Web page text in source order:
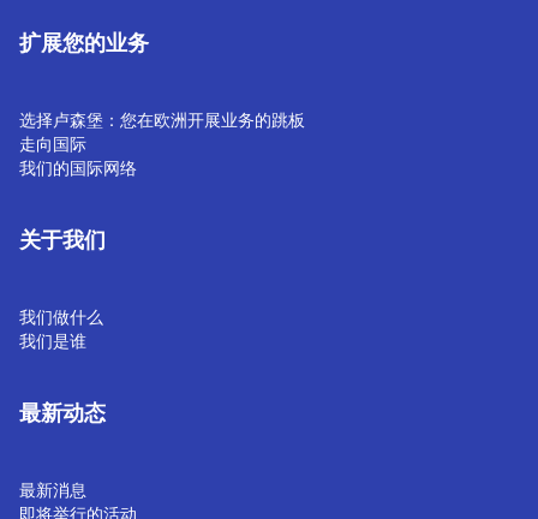
扩展您的业务
选择卢森堡：您在欧洲开展业务的跳板
走向国际
我们的国际网络
关于我们
我们做什么
我们是谁
最新动态
最新消息
即将举行的活动